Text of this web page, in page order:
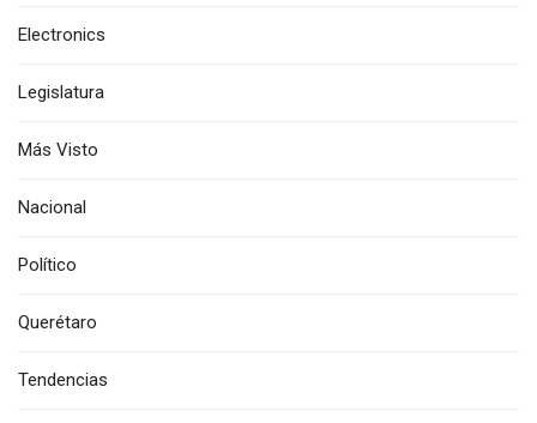
Electronics
Legislatura
Más Visto
Nacional
Político
Querétaro
Tendencias